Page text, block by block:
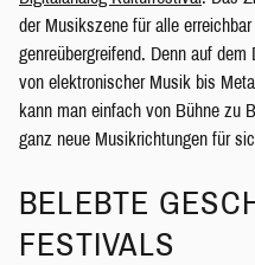
der Musikszene für alle
genreübergreifend. Denn auf
von elektronischer Musik bis
kann man einfach von Bühne zu
ganz neue Musikrichtungen für
BELEBTE
FESTIVALS